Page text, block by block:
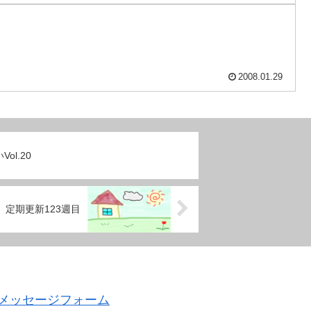
2008.01.29
Vol.20
定期更新123週目
ッセージフォーム